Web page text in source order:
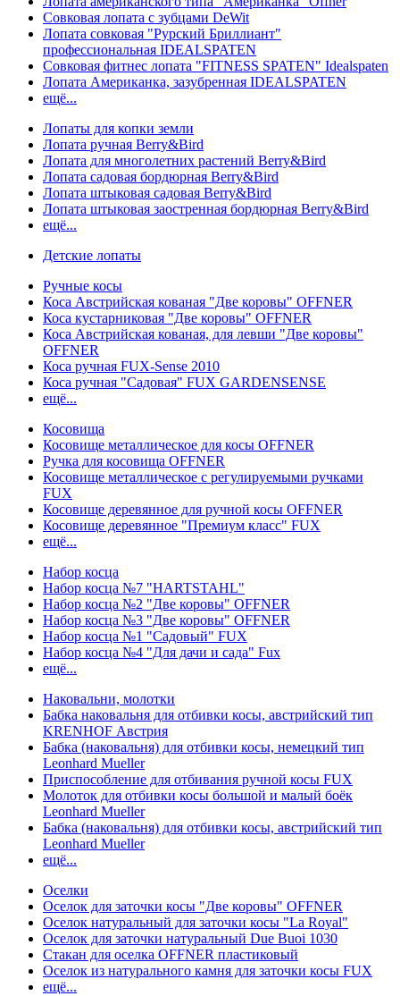
Совковая лопата с зубцами DeWit
Лопата совковая "Рурский Бриллиант"
профессиональная IDEALSPATEN
Совковая фитнес лопата "FITNESS SPATEN" Idealspaten
Лопата Американка, зазубренная IDEALSPATEN
ещё...
Лопаты для копки земли
Лопата ручная Berry&Bird
Лопата для многолетних растений Berry&Bird
Лопата садовая бордюрная Berry&Bird
Лопата штыковая садовая Berry&Bird
Лопата штыковая заостренная бордюрная Berry&Bird
ещё...
Детские лопаты
Ручные косы
Коса Австрийская кованая "Две коровы" OFFNER
Коса кустарниковая "Две коровы" OFFNER
Коса Австрийская кованая, для левши "Две коровы"
OFFNER
Коса ручная FUX-Sense 2010
Коса ручная "Садовая" FUX GARDENSENSE
ещё...
Косовища
Косовище металлическое для косы OFFNER
Ручка для косовища OFFNER
Косовище металлическое с регулируемыми ручками
FUX
Косовище деревянное для ручной косы OFFNER
Косовище деревянное "Премиум класс" FUX
ещё...
Набор косца
Набор косца №7 "HARTSTAHL"
Набор косца №2 "Две коровы" OFFNER
Набор косца №3 "Две коровы" OFFNER
Набор косца №1 "Садовый" FUX
Набор косца №4 "Для дачи и сада" Fux
ещё...
Наковальни, молотки
Бабка наковальня для отбивки косы, австрийский тип
KRENHOF Австрия
Бабка (наковальня) для отбивки косы, немецкий тип
Leonhard Mueller
Приспособление для отбивания ручной косы FUX
Молоток для отбивки косы большой и малый боёк
Leonhard Mueller
Бабка (наковальня) для отбивки косы, австрийский тип
Leonhard Mueller
ещё...
Оселки
Оселок для заточки косы "Две коровы" OFFNER
Оселок натуральный для заточки косы "La Royal"
Оселок для заточки натуральный Due Buoi 1030
Стакан для оселка OFFNER пластиковый
Оселок из натурального камня для заточки косы FUX
ещё...